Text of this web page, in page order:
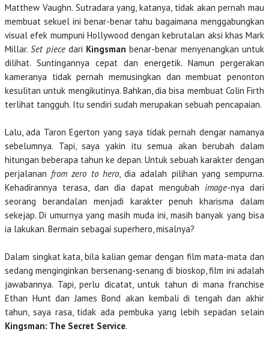
Matthew Vaughn. Sutradara yang, katanya, tidak akan pernah mau
membuat sekuel ini benar-benar tahu bagaimana menggabungkan
visual efek mumpuni Hollywood dengan kebrutalan aksi khas Mark
Millar.Set piecedari Kingsman benar-benar menyenangkan untuk
dilihat. Suntingannya cepat dan energetik. Namun pergerakan
kameranya tidak pernah memusingkan dan membuat penonton
kesulitan untuk mengikutinya. Bahkan, dia bisa membuat Colin Firth
terlihat tangguh. Itu sendiri sudah merupakan sebuah pencapaian.
Lalu, ada Taron Egerton yang saya tidak pernah dengar namanya
sebelumnya. Tapi, saya yakin itu semua akan berubah dalam
hitungan beberapa tahun ke depan. Untuk sebuah karakter dengan
perjalanan from zero to hero, dia adalah pilihan yang sempurna.
Kehadirannya terasa, dan dia dapat mengubah image-nya dari
seorang berandalan menjadi karakter penuh kharisma dalam
sekejap. Di umurnya yang masih muda ini, masih banyak yang bisa
ia lakukan. Bermain sebagai superhero, misalnya?
Dalam singkat kata, bila kalian gemar dengan film mata-mata dan
sedang menginginkan bersenang-senang di bioskop, film ini adalah
jawabannya. Tapi, perlu dicatat, untuk tahun di mana franchise
Ethan Hunt dan James Bond akan kembali di tengah dan akhir
tahun, saya rasa, tidak ada pembuka yang lebih sepadan selain
Kingsman: The Secret Service.